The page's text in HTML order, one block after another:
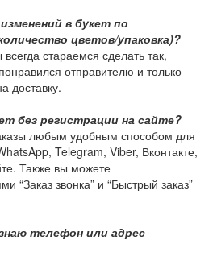
в букет по
цветов/упаковка)?
стараемся сделать так,
отправителю и только
доставку.
без регистрации на сайте?
любым удобным способом для
Telegram, Viber, Вконтакте,
Также вы можете
“Заказ звонка” и “Быстрый заказ”
телефон или адрес